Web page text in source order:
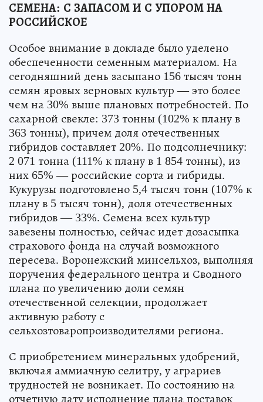
СЕМЕНА: С ЗАПАСОМ И С УПОРОМ НА
РОССИЙСКОЕ
Особое внимание в докладе было уделено
обеспеченности семенным материалом. На
сегодняшний день засыпано 156 тысяч тонн
семян яровых зерновых культур — это более
чем на 30% выше плановых потребностей. По
сахарной свекле: 373 тонны (102% к плану в
363 тонны), причем доля отечественных
гибридов составляет 20%. По подсолнечнику:
2 071 тонна (111% к плану в 1 854 тонны), из
них 65% — российские сорта и гибриды.
Кукурузы подготовлено 5,4 тысяч тонн (107% к
плану в 5 тысяч тонн), доля отечественных
гибридов — 33%. Семена всех культур
завезены полностью, сейчас идет дозасыпка
страхового фонда на случай возможного
пересева. Воронежский минсельхоз, выполняя
поручения федерального центра и Сводного
плана по увеличению доли семян
отечественной селекции, продолжает
активную работу с
сельхозтоваропроизводителями региона.
С приобретением минеральных удобрений,
включая аммиачную селитру, у аграриев
трудностей не возникает. По состоянию на
отчетную дату исполнение плана поставок